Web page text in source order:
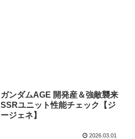
ガンダムAGE 開発産＆強敵襲来
SSRユニット性能チェック【ジ
ージェネ】
2026.03.01